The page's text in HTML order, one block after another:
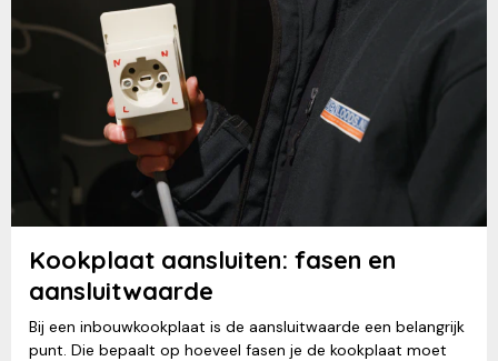
Kookplaat aansluiten: fasen en
aansluitwaarde
Bij een inbouwkookplaat is de aansluitwaarde een belangrijk
punt. Die bepaalt op hoeveel fasen je de kookplaat moet